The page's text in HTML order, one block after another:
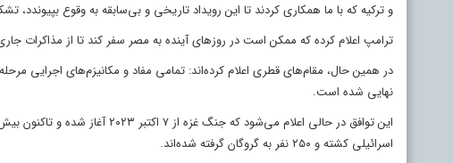
و ترکیه که با ما همکاری کردند تا این رویداد تاریخی و بی‌سابقه به وقوع بپیوندد،
ترامپ اعلام کرده که ممکن است در روزهای آینده به مصر سفر کند تا از مذاکرات
در همین حال، مقام‌های قطری اعلام کرده‌اند: تمامی مفاد و مکانیزم‌های اجرایی
نهایی شده است.
اسرائیلی کشته و ۲۵۰ نفر به گروگان گرفته شده‌اند.